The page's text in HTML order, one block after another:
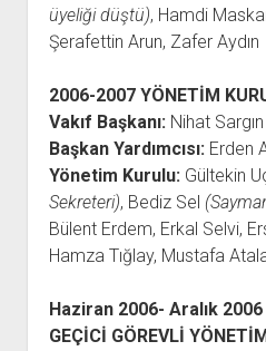
üyeliği düştü), Hamdi
Şerafettin Arun, Zafer Aydın
2006-2007 YÖNETİM
Vakıf Başkanı: Nihat Sargın
Başkan Yardımcısı: Erden
Yönetim Kurulu: Gültekin
Sekreteri), Bediz Sel
Bülent Erdem, Erkal Selvi,
Hamza Tığlay, Mustafa
Haziran 2006- Aralık 2006
GEÇİCİ GÖREVLİ